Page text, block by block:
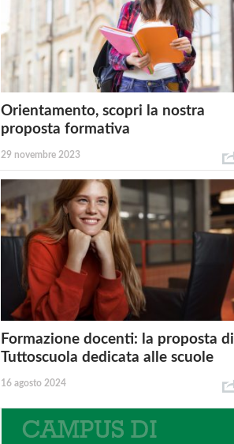
Orientamento, scopri la nostra
proposta formativa
29 novembre 2023
Formazione docenti: la proposta di
Tuttoscuola dedicata alle scuole
16 agosto 2024